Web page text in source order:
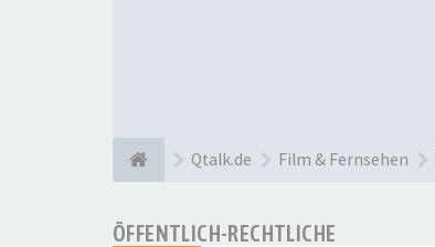
Qtalk.de Film & Fernsehen
ÖFFENTLICH-RECHTLICHE